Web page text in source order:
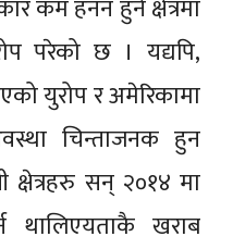
कम हनन हुने क्षेत्रमा
परेको छ । यद्यपि,
युरोप र अमेरिकामा
चिन्ताजनक हुन
सन् २०१४ मा
थालिएयताकै खराब